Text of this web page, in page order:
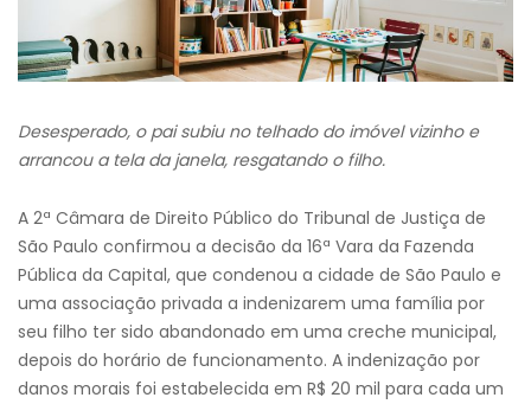
Desesperado, o pai subiu no telhado do imóvel vizinho e
arrancou a tela da janela, resgatando o filho.
A 2ª Câmara de Direito Público do Tribunal de Justiça de
São Paulo confirmou a decisão da 16ª Vara da Fazenda
Pública da Capital, que condenou a cidade de São Paulo e
uma associação privada a indenizarem uma família por
seu filho ter sido abandonado em uma creche municipal,
depois do horário de funcionamento. A indenização por
danos morais foi estabelecida em R$ 20 mil para cada um